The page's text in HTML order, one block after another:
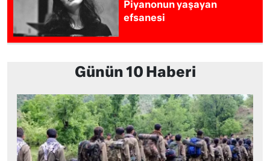
Piyanonun yaşayan
efsanesi
Günün 10 Haberi